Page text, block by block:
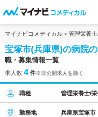
マイナビコメディカル 管理栄養
宝塚市(兵庫県)の病院
職・募集情報一覧
求人数 4 件※非公開求人を除く
職種 管理栄養士/
勤務地 兵庫県宝塚市